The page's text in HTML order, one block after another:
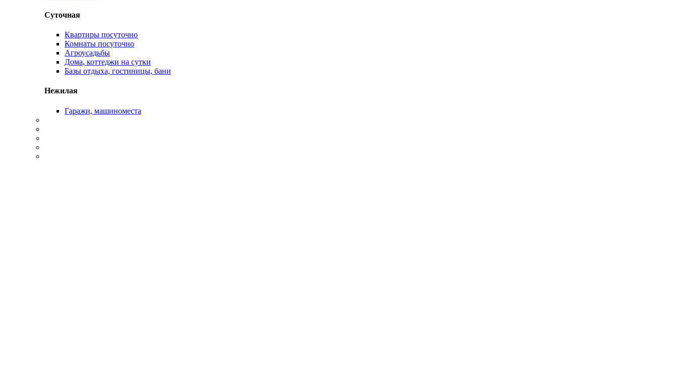
Суточная
Квартиры посуточно
Комнаты посуточно
Агроусадьбы
Дома, коттеджи на сутки
Базы отдыха, гостиницы, бани
Нежилая
Гаражи, машиноместа